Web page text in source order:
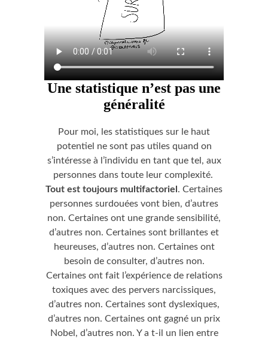
Une statistique n’est pas une
généralité
Pour moi, les statistiques sur le haut
potentiel ne sont pas utiles quand on
s’intéresse à l’individu en tant que tel, aux
personnes dans toute leur complexité.
Tout est toujours multifactoriel . Certaines
personnes surdouées vont bien, d’autres
non. Certaines ont une grande sensibilité,
d’autres non. Certaines sont brillantes et
heureuses, d’autres non. Certaines ont
besoin de consulter, d’autres non.
Certaines ont fait l’expérience de relations
toxiques avec des pervers narcissiques,
d’autres non. Certaines sont dyslexiques,
d’autres non. Certaines ont gagné un prix
Nobel, d’autres non. Y a t-il un lien entre